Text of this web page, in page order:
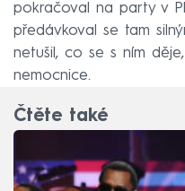
pokračoval na party v
předávkoval se tam
netušil, co se s ním
nemocnice.
Čtěte také